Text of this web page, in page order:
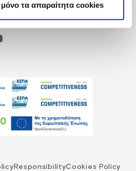
τα απαραίτητα cookies
ResponsibilityCookies Policy